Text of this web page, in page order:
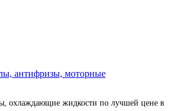
охлаждающие жидкости по лучшей цене в